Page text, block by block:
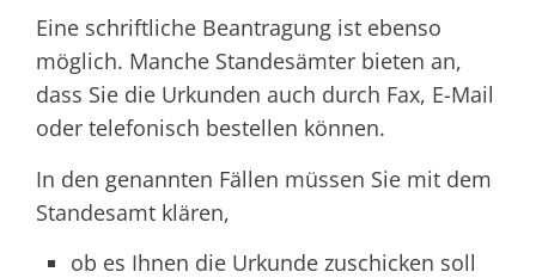
Eine schriftliche Beantragung ist ebenso
möglich. Manche Standesämter bieten an,
dass Sie die Urkunden auch durch Fax, E-Mail
oder telefonisch bestellen können.
In den genannten Fällen müssen Sie mit dem
Standesamt klären,
ob es Ihnen die Urkunde zuschicken soll